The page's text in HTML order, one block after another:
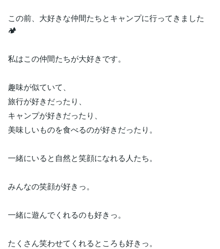
この前、大好きな仲間たちとキャンプに行ってきました
🏕️
私はこの仲間たちが大好きです。
趣味が似ていて、
旅行が好きだったり、
キャンプが好きだったり、
美味しいものを食べるのが好きだったり。
一緒にいると自然と笑顔になれる人たち。
みんなの笑顔が好きっ。
一緒に遊んでくれるのも好きっ。
たくさん笑わせてくれるところも好きっ。